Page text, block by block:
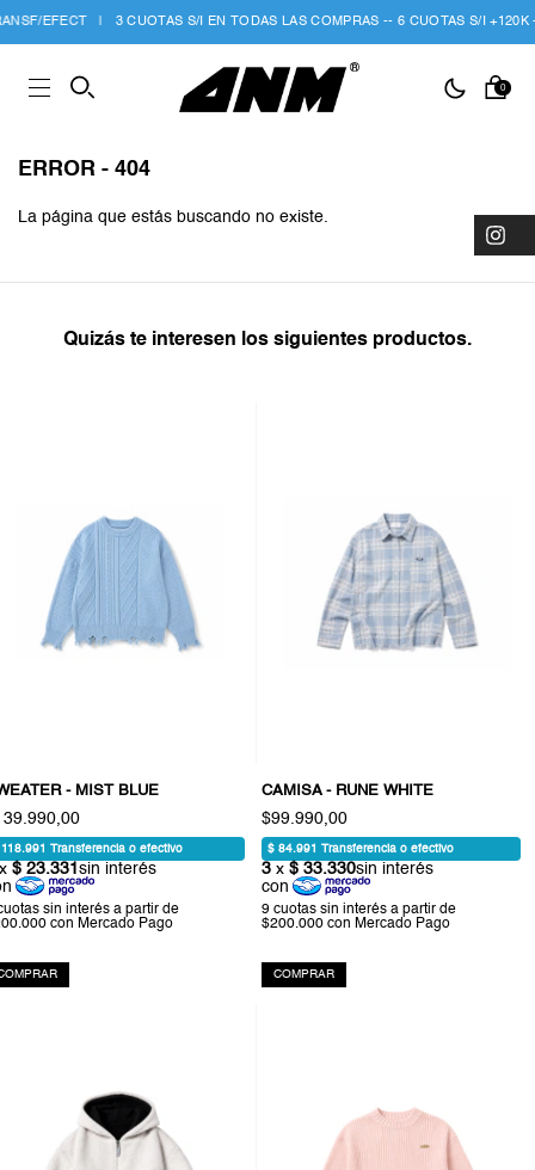
EFECT 3 CUOTAS S/I EN TODAS LAS COMPRAS -- 6 CUOTAS S/I +120K
0
ERROR - 404
La página que estás buscando no existe.
Quizás te interesen los siguientes productos.
- MIST BLUE CAMISA - RUNE WHITE
$99.990,00
COMPRAR